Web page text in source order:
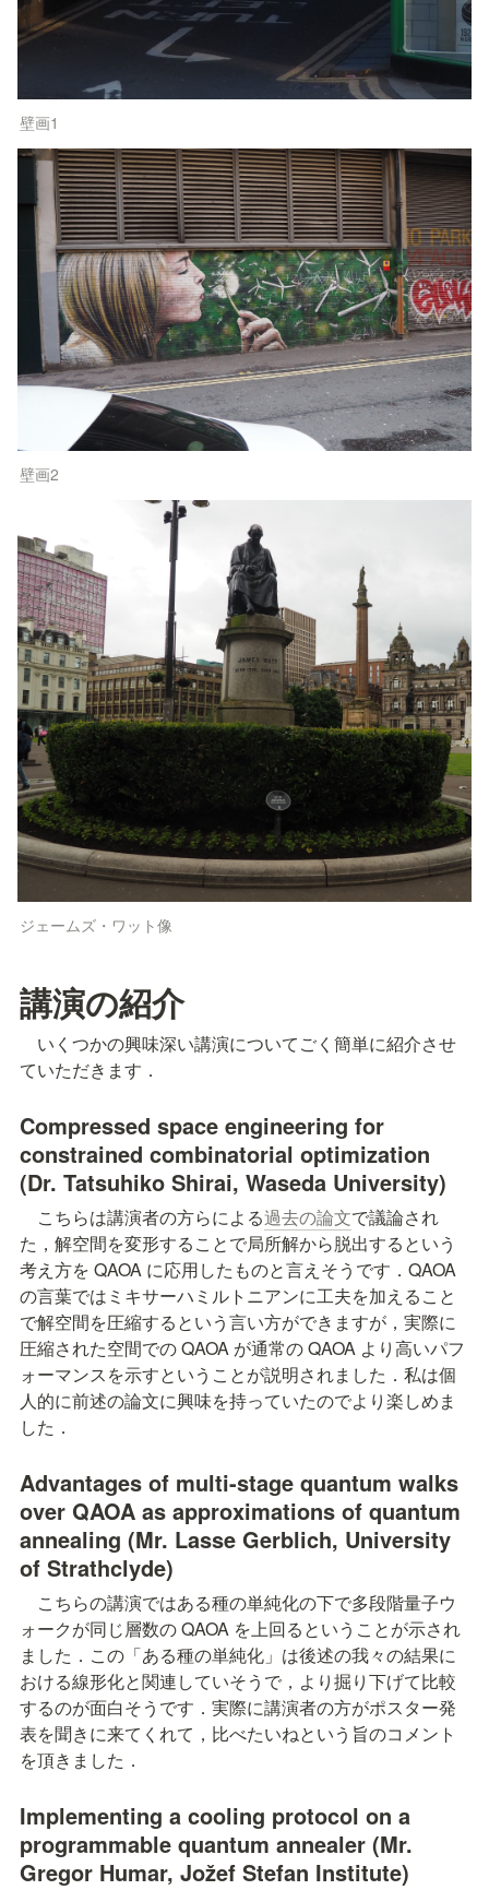
壁画1
壁画2
ジェームズ・ワット像
講演の紹介
いくつかの興味深い講演についてごく簡単に紹介させ
ていただきます．
Compressed space engineering for
constrained combinatorial optimization
(Dr. Tatsuhiko Shirai, Waseda University)
こちらは講演者の方らによる過去の論文で議論され
た，解空間を変形することで局所解から脱出するという
考え方を QAOA に応用したものと言えそうです．QAOA
の言葉ではミキサーハミルトニアンに工夫を加えること
で解空間を圧縮するという言い方ができますが，実際に
圧縮された空間での QAOA が通常の QAOA より高いパフ
ォーマンスを示すということが説明されました．私は個
人的に前述の論文に興味を持っていたのでより楽しめま
した．
Advantages of multi-stage quantum walks
over QAOA as approximations of quantum
annealing (Mr. Lasse Gerblich, University
of Strathclyde)
こちらの講演ではある種の単純化の下で多段階量子ウ
ォークが同じ層数の QAOA を上回るということが示され
ました．この「ある種の単純化」は後述の我々の結果に
おける線形化と関連していそうで，より掘り下げて比較
するのが面白そうです．実際に講演者の方がポスター発
表を聞きに来てくれて，比べたいねという旨のコメント
を頂きました．
Implementing a cooling protocol on a
programmable quantum annealer (Mr.
Gregor Humar, Jožef Stefan Institute)